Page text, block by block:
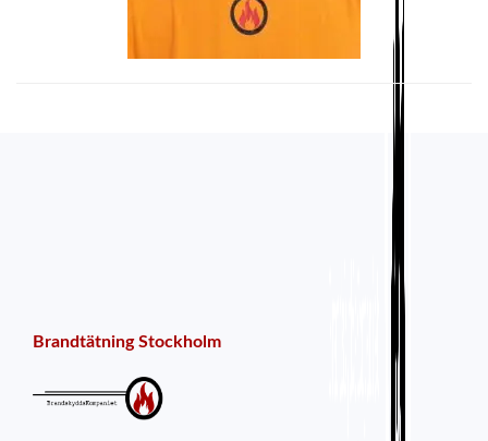
Brandtätning Stockholm